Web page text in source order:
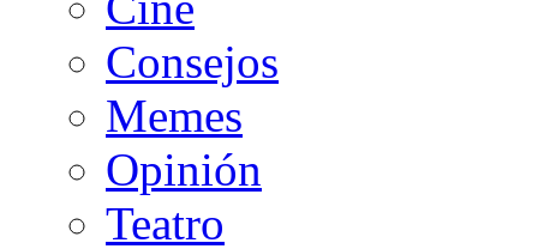
Consejos
Memes
Opinión
Teatro